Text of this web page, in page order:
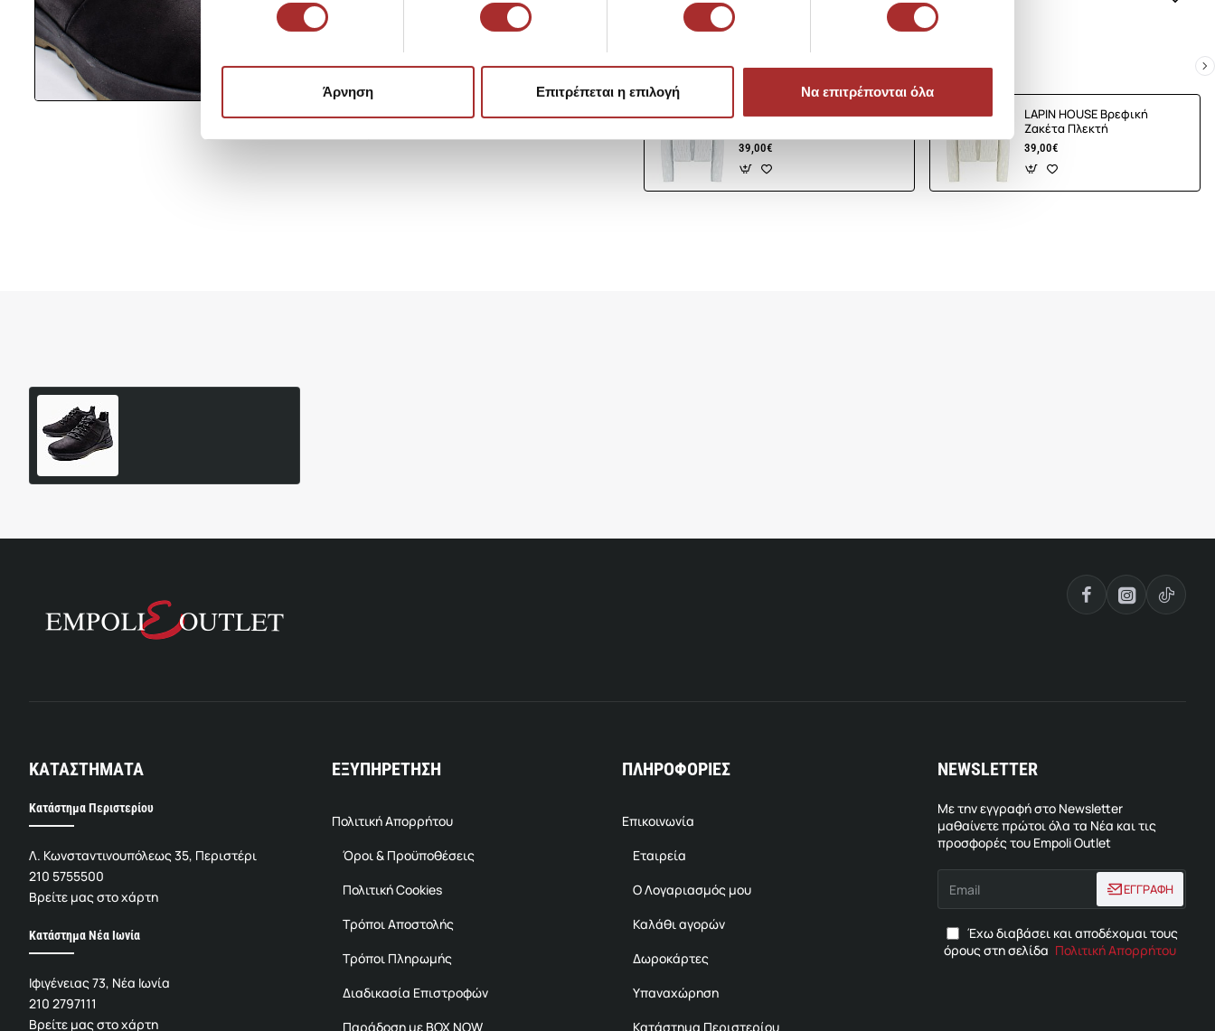
Άρνηση Επιτρέπεται η επιλογή Να επιτρέπονται όλα
LAPIN HOUSE Βρεφική
39,00€
LAPIN HOUSE Βρεφική
Ζακέτα Πλεκτή
39,00€
ΚΑΤΑΣΤΗΜΑΤΑ
Κατάστημα Περιστερίου
Λ. Κωνσταντινουπόλεως 35, Περιστέρι
210 5755500
Βρείτε μας στο χάρτη
Κατάστημα Νέα Ιωνία
Ιφιγένειας 73, Νέα Ιωνία
210 2797111
Βρείτε μας στο χάρτη
ΕΞΥΠΗΡΕΤΗΣΗ
Πολιτική Απορρήτου
Όροι & Προϋποθέσεις
Πολιτική Cookies
Τρόποι Αποστολής
Τρόποι Πληρωμής
Διαδικασία Επιστροφών
Παράδοση με BOX NOW
ΠΛΗΡΟΦΟΡΙΕΣ
Επικοινωνία
Εταιρεία
Ο Λογαριασμός μου
Καλάθι αγορών
Δωροκάρτες
Υπαναχώρηση
Κατάστημα Περιστερίου
NEWSLETTER
Με την εγγραφή στο Newsletter
μαθαίνετε πρώτοι όλα τα Νέα και τις
προσφορές του Empoli Outlet
Email
ΕΓΓΡΑΦΗ
Έχω διαβάσει και αποδέχομαι τους
όρους στη σελίδα Πολιτική Απορρήτου